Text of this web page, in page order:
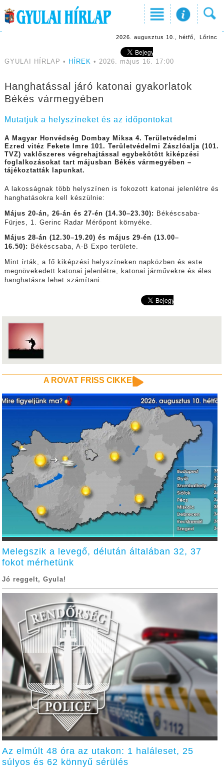
2026. augusztus 10., hétfő, Lőrinc
GYULAI HÍRLAP • HÍREK • 2026. május 16. 17:00
Hanghatással járó katonai gyakorlatok
Békés vármegyében
Mutatjuk a helyszíneket és az időpontokat
A Magyar Honvédség Dombay Miksa 4. Területvédelmi
Ezred vitéz Fekete Imre 101. Területvédelmi Zászlóalja (101.
TVZ) vaklőszeres végrehajtással egybekötött kiképzési
foglalkozásokat tart májusban Békés vármegyében –
tájékoztatták lapunkat.
A lakosságnak több helyszínen is fokozott katonai jelenlétre és
hanghatásokra kell készülnie:
Május 20-án, 26-án és 27-én (14.30–23.30):
Békéscsaba-
Fürjes, 1. Gerinc Radar Mérőpont környéke.
Május 28-án (12.30–19.20) és május 29-én (13.00–
16.50):
Békéscsaba, A-B Expo területe.
Mint írták, a fő kiképzési helyszíneken napközben és este
megnövekedett katonai jelenlétre, katonai járművekre és éles
hanghatásra lehet számítani.
A ROVAT FRISS CIKKEI
Melegszik a levegő, délután általában 32, 37
fokot mérhetünk
Jó reggelt, Gyula!
Az elmúlt 48 óra az utakon: 1 haláleset, 25
súlyos és 62 könnyű sérülés